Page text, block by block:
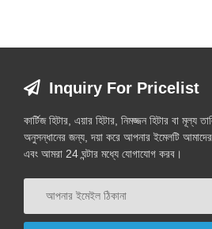
Inquiry For Pricelist
কার্টিজ হিটার, এয়ার হিটার, নিমজ্জন হিটার বা মূল্য
অনুসন্ধানের জন্য, দয়া করে আপনার ইমেলটি আমাদের
এবং আমরা 24 ঘন্টার মধ্যে যোগাযোগ করব।